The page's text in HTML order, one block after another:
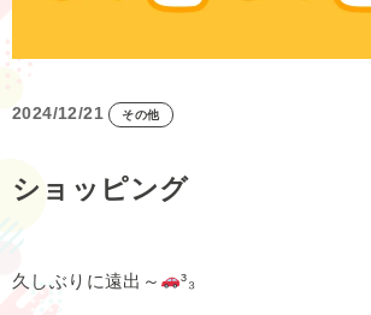
2024/12/21 その他
ショッピング
久しぶりに遠出～ ³₃